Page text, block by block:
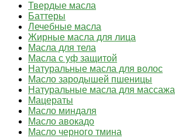
Твердые масла
Баттеры
Лечебные масла
Жирные масла для лица
Масла для тела
Масла с уф защитой
Натуральные масла для волос
Масло зародышей пшеницы
Натуральные масла для массажа
Мацераты
Масло миндаля
Масло авокадо
Масло черного тмина